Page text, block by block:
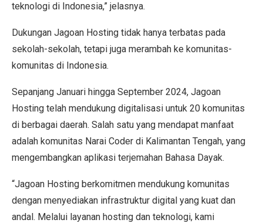
teknologi di Indonesia,” jelasnya.
Dukungan Jagoan Hosting tidak hanya terbatas pada
sekolah-sekolah, tetapi juga merambah ke komunitas-
komunitas di Indonesia.
Sepanjang Januari hingga September 2024, Jagoan
Hosting telah mendukung digitalisasi untuk 20 komunitas
di berbagai daerah. Salah satu yang mendapat manfaat
adalah komunitas Narai Coder di Kalimantan Tengah, yang
mengembangkan aplikasi terjemahan Bahasa Dayak.
“Jagoan Hosting berkomitmen mendukung komunitas
dengan menyediakan infrastruktur digital yang kuat dan
andal. Melalui layanan hosting dan teknologi, kami